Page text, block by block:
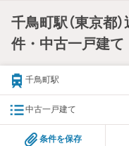
千鳥町駅（東京都
件・中古一戸建て
千鳥町駅
中古一戸建て
条件を保存